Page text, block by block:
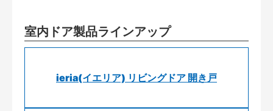
室内ドア製品ラインアップ
ieria(イエリア) リビングドア 開き戸